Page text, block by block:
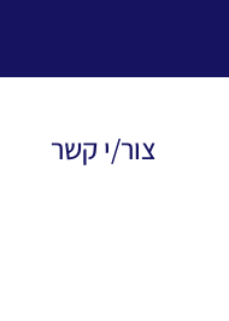
צור/י קשר